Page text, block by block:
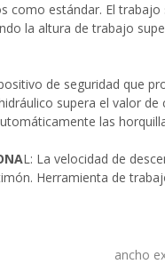
como estándar. El
la altura de trabajo
de seguridad que
supera el valor
las
L: La velocidad de
Herramienta de
ancho